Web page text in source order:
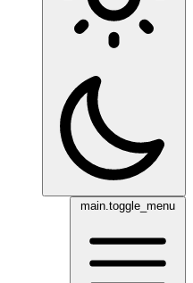
main.toggle_menu